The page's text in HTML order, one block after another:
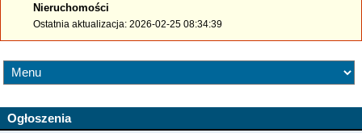
Nieruchomości
Ostatnia aktualizacja: 2026-02-25 08:34:39
Ogłoszenia